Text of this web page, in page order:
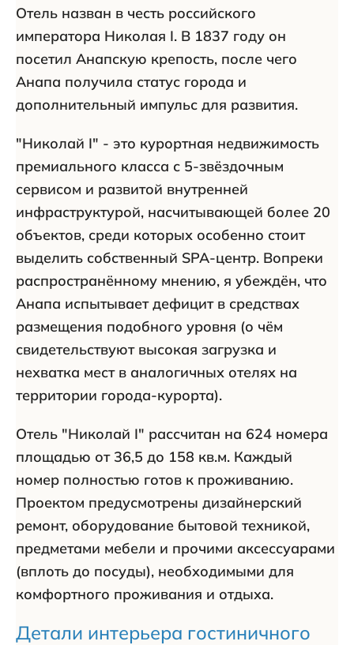
Отель назван в честь российского
императора Николая I. В 1837 году он
посетил Анапскую крепость, после чего
Анапа получила статус города и
дополнительный импульс для развития.
"Николай I" - это курортная недвижимость
премиального класса с 5-звёздочным
сервисом и развитой внутренней
инфраструктурой, насчитывающей более 20
объектов, среди которых особенно стоит
выделить собственный SPA-центр. Вопреки
распространённому мнению, я убеждён, что
Анапа испытывает дефицит в средствах
размещения подобного уровня (о чём
свидетельствуют высокая загрузка и
нехватка мест в аналогичных отелях на
территории города-курорта).
Отель "Николай I" рассчитан на 624 номера
площадью от 36,5 до 158 кв.м. Каждый
номер полностью готов к проживанию.
Проектом предусмотрены дизайнерский
ремонт, оборудование бытовой техникой,
предметами мебели и прочими аксессуарами
(вплоть до посуды), необходимыми для
комфортного проживания и отдыха.
Детали интерьера гостиничного